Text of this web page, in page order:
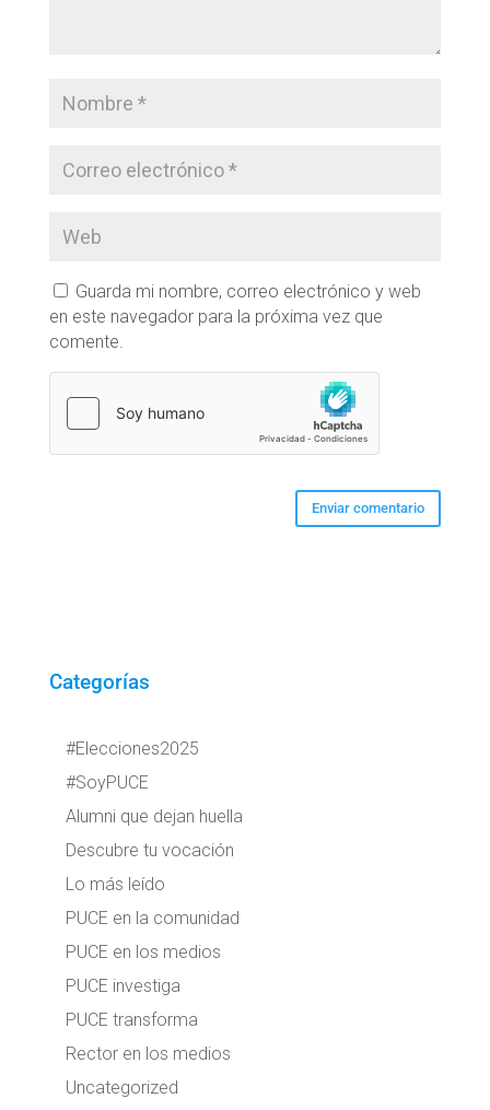
Guarda mi nombre, correo electrónico y web
en este navegador para la próxima vez que
comente.
Categorías
#Elecciones2025
#SoyPUCE
Alumni que dejan huella
Descubre tu vocación
Lo más leído
PUCE en la comunidad
PUCE en los medios
PUCE investiga
PUCE transforma
Rector en los medios
Uncategorized